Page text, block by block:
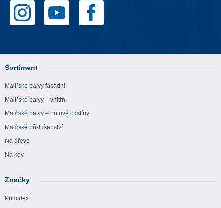
Sortiment
Malířské barvy fasádní
Malířské barvy – vnitřní
Malířské barvy – hotové odstíny
Malířské příslušenství
Na dřevo
Na kov
Značky
Primalex